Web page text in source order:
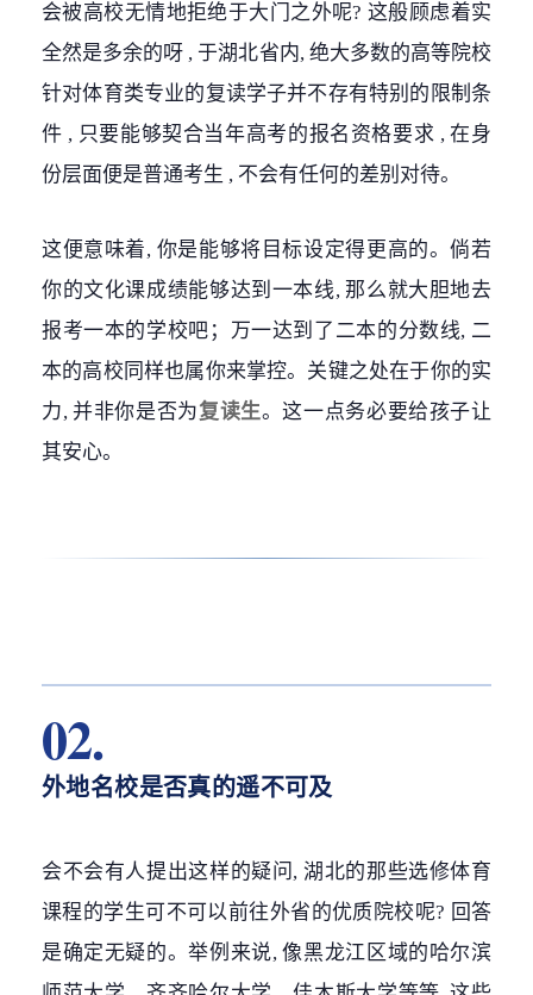
会被高校无情地拒绝于大门之外呢? 这般顾虑着实
全然是多余的呀 , 于湖北省内, 绝大多数的高等院校
针对体育类专业的复读学子并不存有特别的限制条
件 , 只要能够契合当年高考的报名资格要求 , 在身
份层面便是普通考生 , 不会有任何的差别对待。
这便意味着, 你是能够将目标设定得更高的。倘若
你的文化课成绩能够达到一本线, 那么就大胆地去
报考一本的学校吧；万一达到了二本的分数线, 二
本的高校同样也属你来掌控。关键之处在于你的实
力, 并非你是否为复读生。这一点务必要给孩子让
其安心。
02.
外地名校是否真的遥不可及
会不会有人提出这样的疑问, 湖北的那些选修体育
课程的学生可不可以前往外省的优质院校呢? 回答
是确定无疑的。举例来说, 像黑龙江区域的哈尔滨